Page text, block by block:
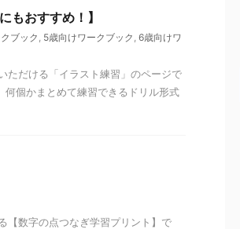
もおすすめ！】
ブック 5歳向けワークブック 6歳向けワ
ただける「イラスト練習」のページで
個かまとめて練習できるドリル形式
【数字の点つなぎ学習プリント】で